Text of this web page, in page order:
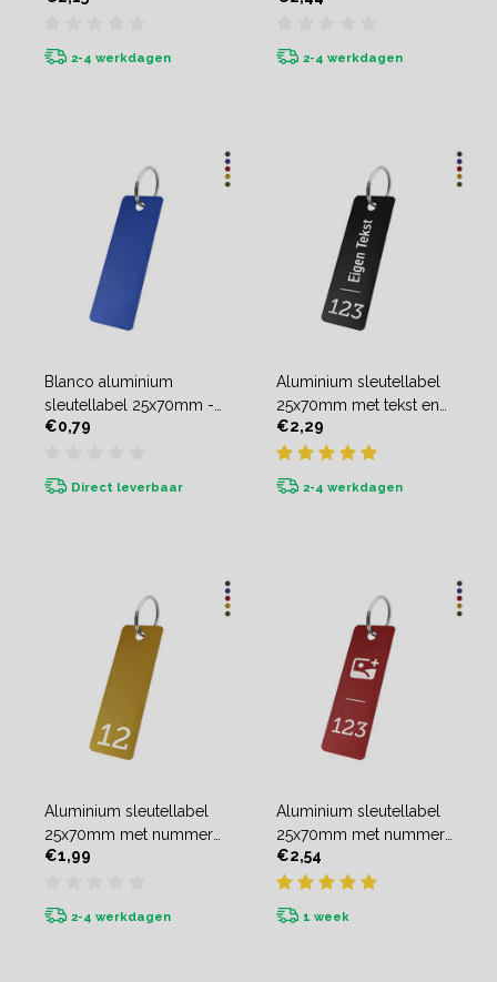
2-4 werkdagen 2-4 werkdagen
Blanco aluminium
sleutellabel 25x70mm -
per stuk
€0,79
Direct leverbaar
Aluminium sleutellabel
25x70mm met tekst en
nummer - per stuk
€2,29
2-4 werkdagen
Aluminium sleutellabel
25x70mm met nummer
- per stuk
€1,99
2-4 werkdagen
Aluminium sleutellabel
25x70mm met nummer
en logo - per stuk
€2,54
1 week